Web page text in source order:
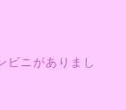
ビニがありまし